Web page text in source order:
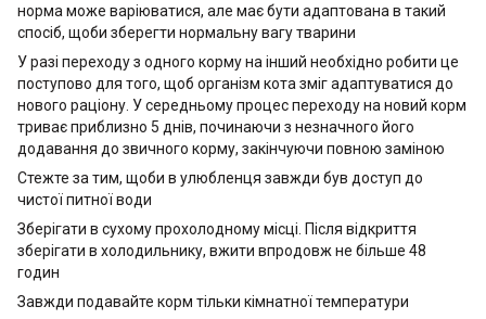
норма може варіюватися, але має бути адаптована в такий
спосіб, щоби зберегти нормальну вагу тварини
У разі переходу з одного корму на інший необхідно робити це
поступово для того, щоб організм кота зміг адаптуватися до
нового раціону. У середньому процес переходу на новий корм
триває приблизно 5 днів, починаючи з незначного його
додавання до звичного корму, закінчуючи повною заміною
Стежте за тим, щоби в улюбленця завжди був доступ до
чистої питної води
Зберігати в сухому прохолодному місці. Після відкриття
зберігати в холодильнику, вжити впродовж не більше 48
годин
Завжди подавайте корм тільки кімнатної температури